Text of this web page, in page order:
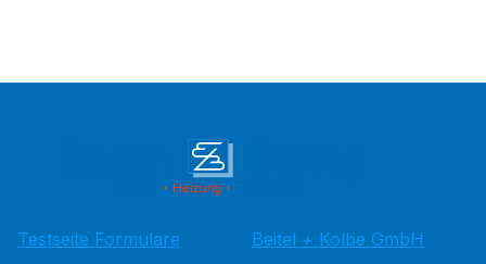
Testseite Formulare
Beitel + Kolbe GmbH